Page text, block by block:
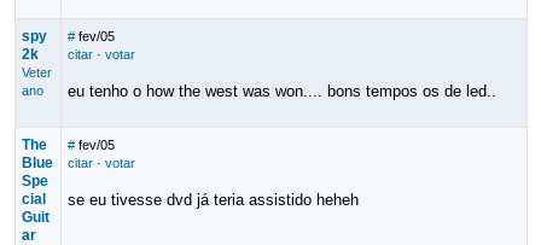
spy
2k
Veter
ano
# fev/05
citar· votar
eu tenho o how the west was won.... bons tempos os de led..
The
Blue
Spe
cial
Guit
ar
# fev/05
citar· votar
se eu tivesse dvd já teria assistido heheh